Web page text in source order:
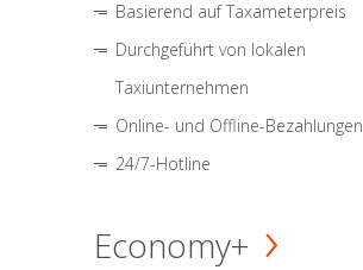
Basierend auf Taxameterpreis
Durchgeführt von lokalen
Taxiunternehmen
Online- und Offline-Bezahlungen
24/7-Hotline
Economy+